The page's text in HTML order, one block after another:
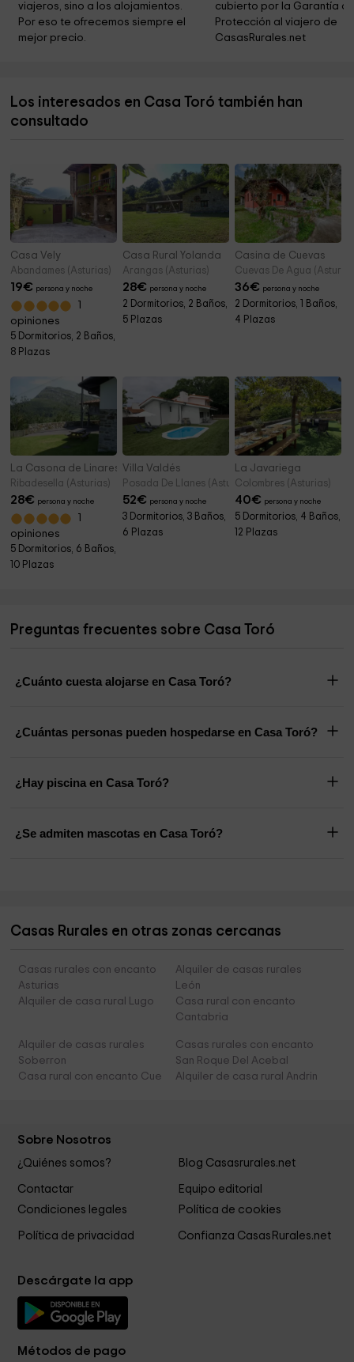
Museo Etnográfico del Oriente de Asturias
Iglesia de San Julián de Porrúa 3,9 km
Playa de Andrin 4,0 km
viajeros, sino a los alojamientos.
Por eso te ofrecemos siempre el
mejor precio.
cubierto por la Garantía
Protección al viajero de
CasasRurales.net
Los interesados en Casa Toró también han
consultado
Casa Vely
Abandames (Asturias)
19€ persona y noche
opiniones
5 Dormitorios, 2 Baños,
8 Plazas
Casa Rural Yolanda
Arangas (Asturias)
28€ persona y noche
2 Dormitorios, 2 Baños,
5 Plazas
Casina de Cuevas
Cuevas De Agua
36€ persona y noche
2 Dormitorios, 1 Baños,
4 Plazas
La Casona de Linares
Ribadesella (Asturias)
28€ persona y noche
opiniones
5 Dormitorios, 6 Baños,
10 Plazas
Villa Valdés
Posada De Llanes (Asturias)
52€ persona y noche
3 Dormitorios, 3 Baños,
6 Plazas
La Javariega
Colombres (Asturias)
40€ persona y noche
5 Dormitorios, 4 Baños,
12 Plazas
Preguntas frecuentes sobre Casa Toró
¿Cuánto cuesta alojarse en Casa Toró?
¿Cuántas personas pueden hospedarse en Casa Toró?
¿Hay piscina en Casa Toró?
¿Se admiten mascotas en Casa Toró?
Casas Rurales en otras zonas cercanas
Casas rurales con encanto
Asturias
Alquiler de casas rurales
León
Alquiler de casa rural Lugo
Casa rural con encanto
Cantabria
Alquiler de casas rurales
Soberron
Casas rurales con encanto
San Roque Del Acebal
Casa rural con encanto Cue
Alquiler de casa rural Andrin
Sobre Nosotros
¿Quiénes somos? Blog Casasrurales.net
Contactar
Equipo editorial
Condiciones legales
Política de cookies
Política de privacidad Confianza CasasRurales.net
Descárgate la app
Métodos de pago